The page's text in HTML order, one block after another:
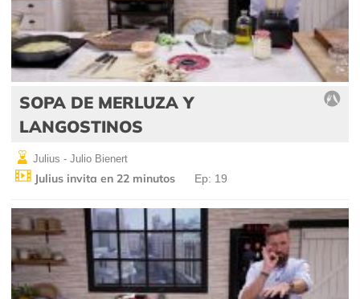
SOPA DE MERLUZA Y
LANGOSTINOS
Julius - Julio Bienert
Julius invita en 22 minutos Ep: 19